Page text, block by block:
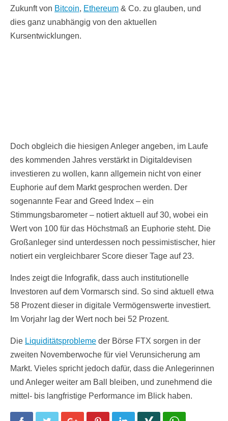
Zukunft von Bitcoin, Ethereum & Co. zu glauben, und
dies ganz unabhängig von den aktuellen
Kursentwicklungen.
Doch obgleich die hiesigen Anleger angeben, im Laufe
des kommenden Jahres verstärkt in Digitaldevisen
investieren zu wollen, kann allgemein nicht von einer
Euphorie auf dem Markt gesprochen werden. Der
sogenannte Fear and Greed Index – ein
Stimmungsbarometer – notiert aktuell auf 30, wobei ein
Wert von 100 für das Höchstmaß an Euphorie steht. Die
Großanleger sind unterdessen noch pessimistischer, hier
notiert ein vergleichbarer Score dieser Tage auf 23.
Indes zeigt die Infografik, dass auch institutionelle
Investoren auf dem Vormarsch sind. So sind aktuell etwa
58 Prozent dieser in digitale Vermögenswerte investiert.
Im Vorjahr lag der Wert noch bei 52 Prozent.
Die Liquiditätsprobleme der Börse FTX sorgen in der
zweiten Novemberwoche für viel Verunsicherung am
Markt. Vieles spricht jedoch dafür, dass die Anlegerinnen
und Anleger weiter am Ball bleiben, und zunehmend die
mittel- bis langfristige Performance im Blick haben.